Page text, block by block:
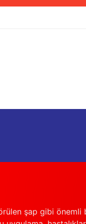
şap gibi önemli